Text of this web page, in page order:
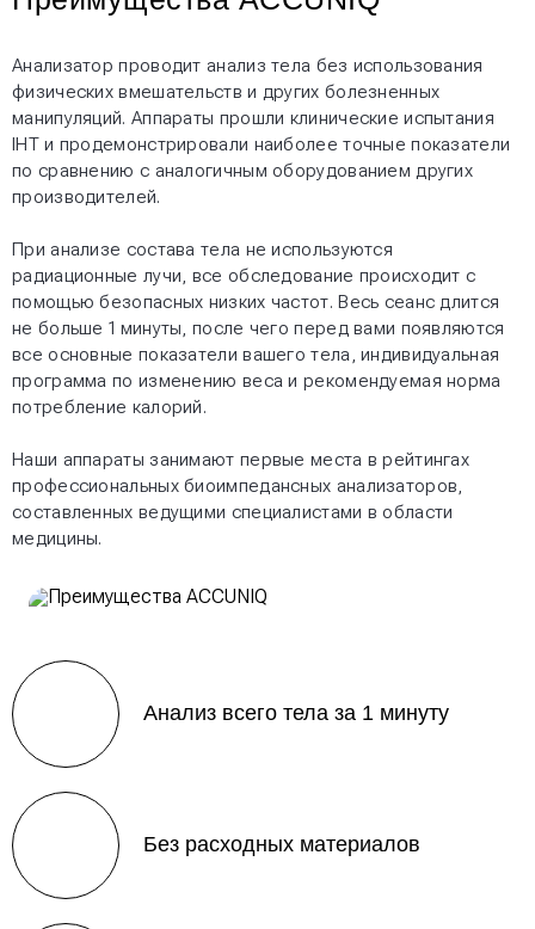
Анализатор проводит анализ тела без использования
физических вмешательств и других болезненных
манипуляций. Аппараты прошли клинические испытания
IHT и продемонстрировали наиболее точные показатели
по сравнению с аналогичным оборудованием других
производителей.
При анализе состава тела не используются
радиационные лучи, все обследование происходит с
помощью безопасных низких частот. Весь сеанс длится
не больше 1 минуты, после чего перед вами появляются
все основные показатели вашего тела, индивидуальная
программа по изменению веса и рекомендуемая норма
потребление калорий.
Наши аппараты занимают первые места в рейтингах
профессиональных биоимпедансных анализаторов,
составленных ведущими специалистами в области
медицины.
Анализ всего тела за 1 минуту
Без расходных материалов